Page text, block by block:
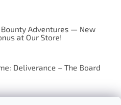
Bounty Adventures — New
at Our Store!
Deliverance – The Board